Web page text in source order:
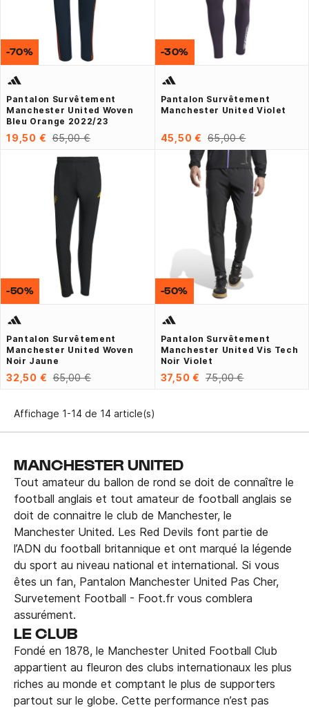
Pantalon Survêtement
Manchester United Woven
Bleu Orange 2022/23
19,50 € 65,00 €
-70%
Pantalon Survêtement
Manchester United Violet
45,50 € 65,00 €
-30%
Pantalon Survêtement
Manchester United Woven
Noir Jaune
32,50 € 65,00 €
-50%
Pantalon Survêtement
Manchester United Vis Tech
Noir Violet
37,50 € 75,00 €
-50%
Affichage 1-14 de 14 article(s)
MANCHESTER UNITED
Tout amateur du ballon de rond se doit de connaître le
football anglais et tout amateur de football anglais se
doit de connaitre le club de Manchester, le
Manchester United. Les Red Devils font partie de
l’ADN du football britannique et ont marqué la légende
du sport au niveau national et international. Si vous
êtes un fan, Pantalon Manchester United Pas Cher,
Survetement Football - Foot.fr vous comblera
assurément.
LE CLUB
Fondé en 1878, le Manchester United Football Club
appartient au fleuron des clubs internationaux les plus
riches au monde et comptant le plus de supporters
partout sur le globe. Cette performance n’est pas